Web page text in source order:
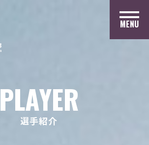
MENU
PLAYER
選手紹介